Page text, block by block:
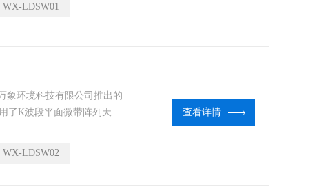
WX-LDSW01
象环境科技有限公司推出的
了K波段平面微带阵列天
WX-LDSW02
查看详情